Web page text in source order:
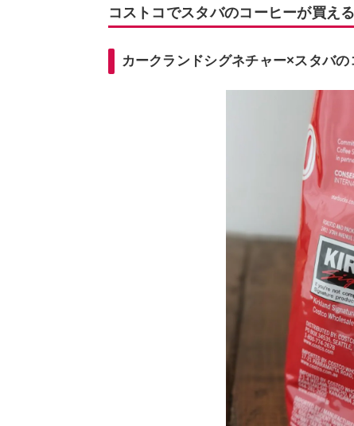
コストコでスタバのコーヒーが買え
カークランドシグネチャー×スタバの